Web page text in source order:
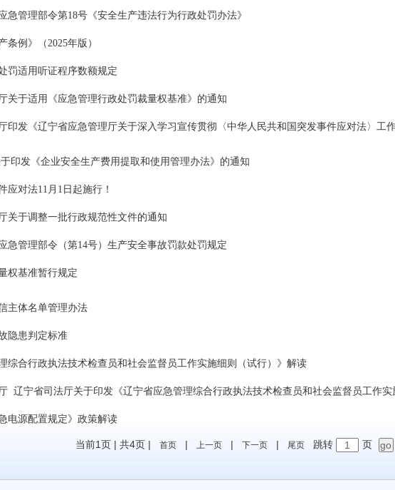
急管理部令第18号《安全生产违法行为行政处罚办法》
条例》（2025年版）
罚适用听证程序数额规定
关于适用《应急管理行政处罚裁量权基准》的通知
印发《辽宁省应急管理厅关于深入学习宣传贯彻〈中华人民共和国突发事件应对法〉工
印发《企业安全生产费用提取和使用管理办法》的通知
应对法11月1日起施行！
关于调整一批行政规范性文件的通知
急管理部令（第14号）生产安全事故罚款处罚规定
权基准暂行规定
主体名单管理办法
隐患判定标准
综合行政执法技术检查员和社会监督员工作实施细则（试行）》解读
辽宁省司法厅关于印发《辽宁省应急管理综合行政执法技术检查员和社会监督员工作实
电源配置规定》政策解读
当前1页| 共4页| 首页 | 上一页 | 下一页 | 尾页 跳转 页